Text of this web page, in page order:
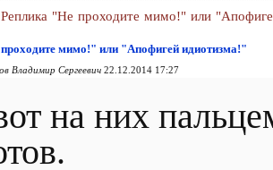
Реплика "Не проходите мимо!" или
мимо!" или "Апофигей идиотизма!"
Владимир Сергеевич 22.12.2014 17:27
на них